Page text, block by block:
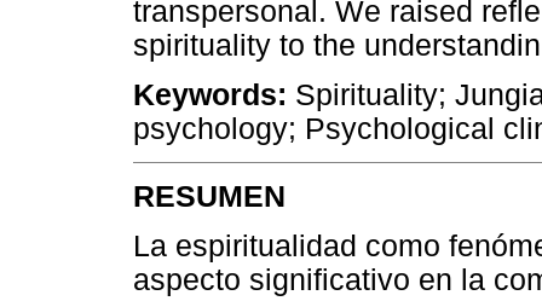
transpersonal. We raised
spirituality to the
Keywords: Spirituality;
psychology; Psychological
RESUMEN
La espiritualidad como
aspecto significativo en la